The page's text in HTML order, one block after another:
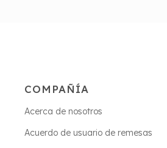
COMPAÑÍA
Acerca de nosotros
Acuerdo de usuario de remesas